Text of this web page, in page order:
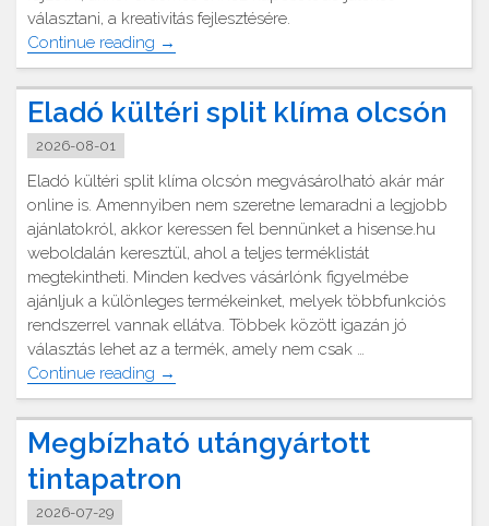
választani, a kreativitás fejlesztésére.
Continue reading "Készségfejlesztő
játékok
gyerekeknek"
→
Eladó kültéri split klíma olcsón
2026-08-01
Eladó kültéri split klíma olcsón megvásárolható akár már
online is. Amennyiben nem szeretne lemaradni a legjobb
ajánlatokról, akkor keressen fel bennünket a hisense.hu
weboldalán keresztül, ahol a teljes terméklistát
megtekintheti. Minden kedves vásárlónk figyelmébe
ajánljuk a különleges termékeinket, melyek többfunkciós
rendszerrel vannak ellátva. Többek között igazán jó
választás lehet az a termék, amely nem csak …
Continue reading "Eladó
kültéri
split
klíma
→
Megbízható utángyártott
tintapatron
2026-07-29